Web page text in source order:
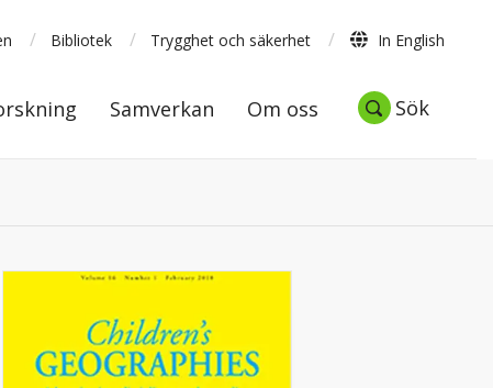
/ Bibliotek / Trygghet och säkerhet / In English
Samverkan Om oss Sök
Forskning Samverkan Om oss Sök